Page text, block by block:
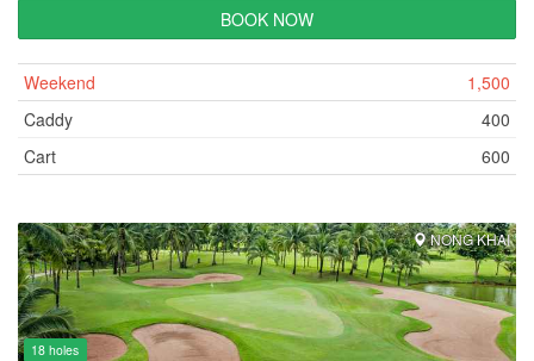
BOOK NOW
Weekend
1,500
Caddy
400
Cart
600
NONG KHAI
18 holes